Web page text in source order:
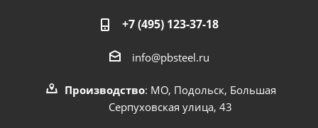
+7 (495) 123-37-18
info@pbsteel.ru
Производство: МО, Подольск, Большая
Серпуховская улица, 43